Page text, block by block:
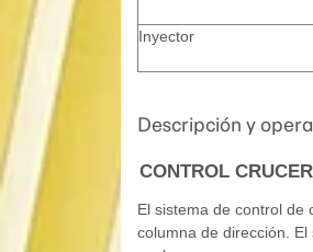
Inyector
Descripción y
CONTROL
El sistema de control de
columna de dirección.